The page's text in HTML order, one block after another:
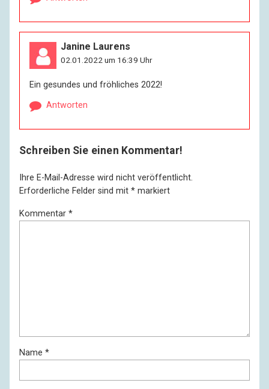
Janine Laurens
02.01.2022 um 16:39 Uhr
Ein gesundes und fröhliches 2022!
Antworten
Schreiben Sie einen Kommentar!
Ihre E-Mail-Adresse wird nicht veröffentlicht.
Erforderliche Felder sind mit * markiert
Kommentar *
Name *